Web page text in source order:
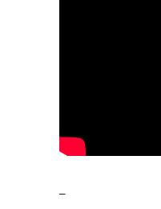
–